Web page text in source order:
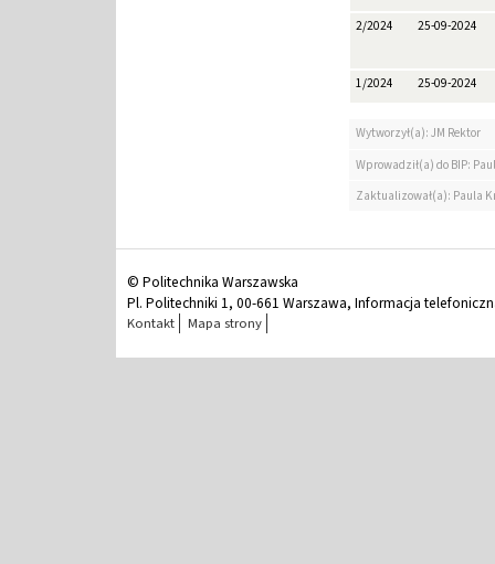
2/2024 25-09-2024
1/2024 25-09-2024
Wytworzył(a): JM Rektor
Wprowadził(a) do BIP:
Zaktualizował(a): Paula
© Politechnika Warszawska
Pl. Politechniki 1, 00-661 Warszawa, Informacja
Kontakt Mapa strony